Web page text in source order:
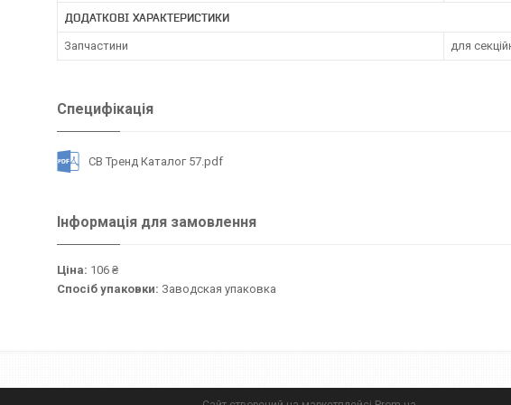
ДОДАТКОВІ ХАРАКТЕРИСТИКИ
Запчастини для
Специфікація
СВ Тренд Каталог 57.pdf
Інформація для замовлення
Ціна: 106 ₴
Спосіб упаковки: Заводская упаковка